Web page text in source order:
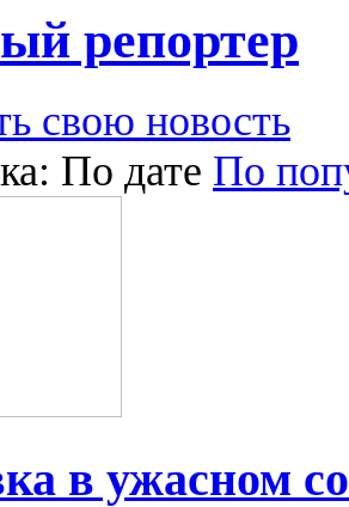
репортер
свою новость
По дате По
в ужасном